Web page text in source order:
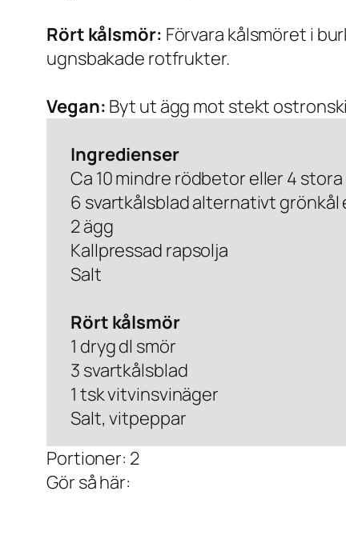
Rört kålsmör: Förvara kålsmöret i
ugnsbakade rotfrukter.
Vegan: Byt ut ägg mot stekt
Ingredienser
Ca 10 mindre rödbetor eller 4 stora
6 svartkålsblad alternativt grönkål
2 ägg
Kallpressad rapsolja
Salt
Rört kålsmör
1 dryg dl smör
3 svartkålsblad
1 tsk vitvinsvinäger
Salt, vitpeppar
Portioner: 2
Gör så här: